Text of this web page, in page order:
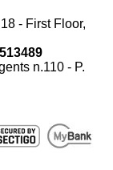
- First Floor,
n.110 - P.